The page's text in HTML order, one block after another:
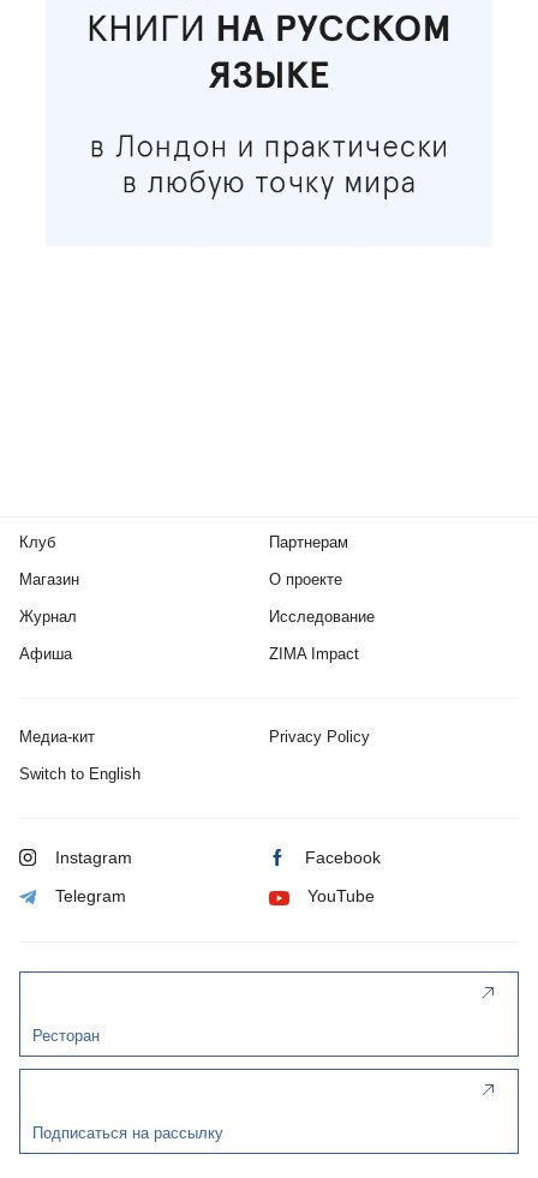
Клуб
Магазин
Журнал
Афиша
Партнерам
О проекте
Исследование
ZIMA Impact
Медиа-кит Privacy Policy
Switch to English
Instagram Facebook
Telegram YouTube
Ресторан
Подписаться на рассылку